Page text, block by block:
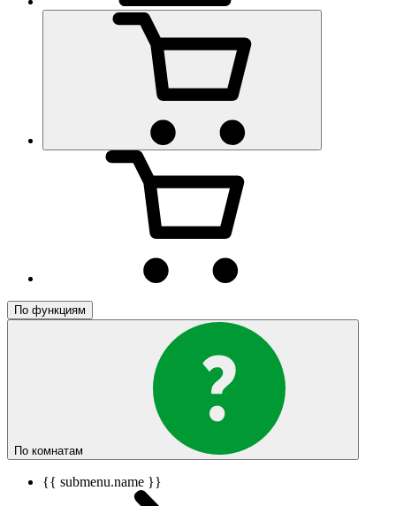
По функциям
По комнатам
{{ submenu.name }}